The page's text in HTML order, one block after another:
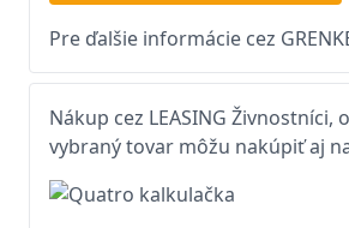
Pre ďalšie informácie cez
Nákup cez LEASING
vybraný tovar môžu nakúpiť aj